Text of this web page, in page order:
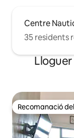
Centre
35 residents
Recomanació
Recomanació